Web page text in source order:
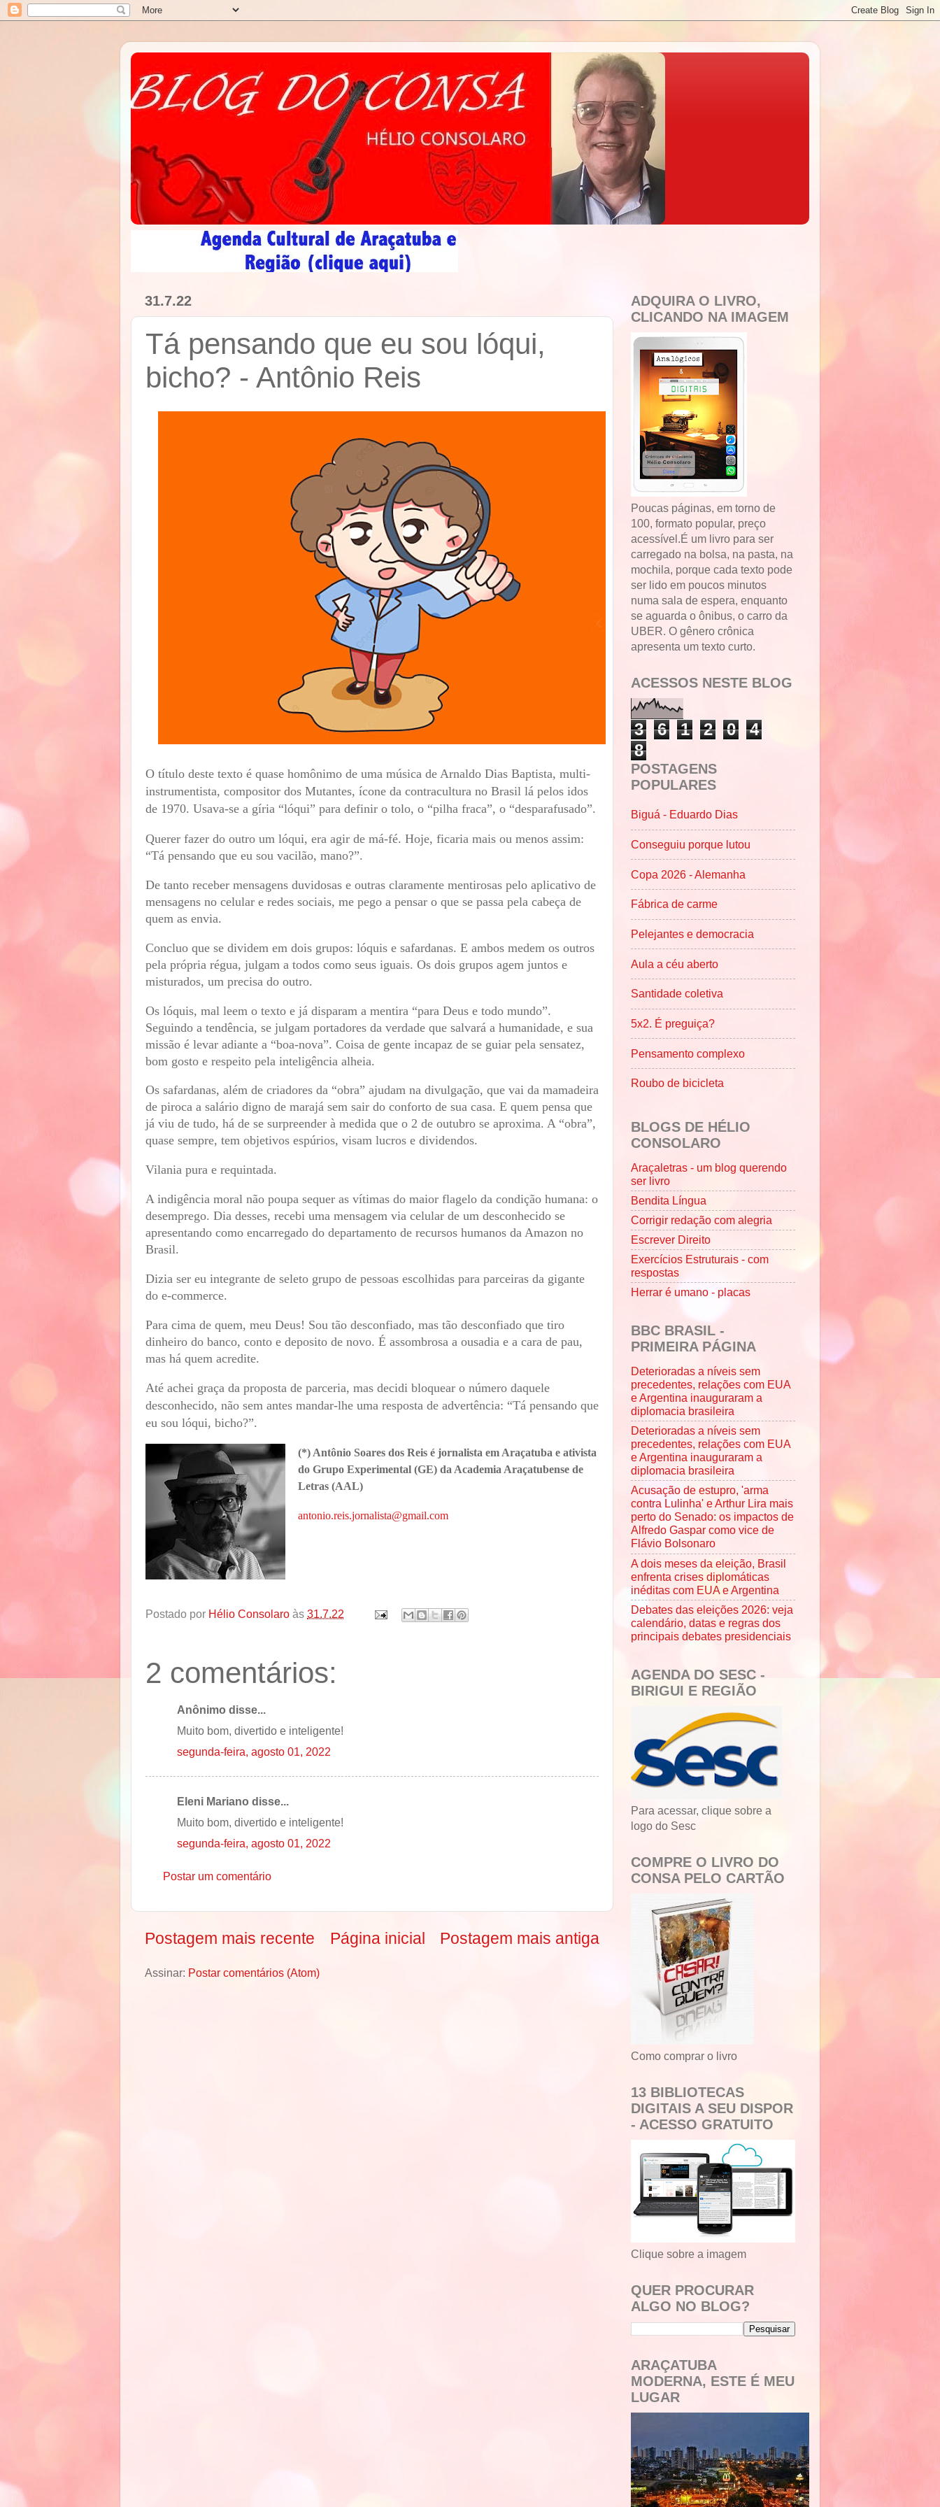
31.7.22
Tá pensando que eu sou lóqui,
bicho? - Antônio Reis
O título deste texto é quase homônimo de uma música de Arnaldo Dias Baptista, multi-
instrumentista, compositor dos Mutantes, ícone da contracultura no Brasil lá pelos idos
de 1970. Usava-se a gíria “lóqui” para definir o tolo, o “pilha fraca”, o “desparafusado”.
Querer fazer do outro um lóqui, era agir de má-fé. Hoje, ficaria mais ou menos assim:
“Tá pensando que eu sou vacilão, mano?”.
De tanto receber mensagens duvidosas e outras claramente mentirosas pelo aplicativo de
mensagens no celular e redes sociais, me pego a pensar o que se passa pela cabeça de
quem as envia.
Concluo que se dividem em dois grupos: lóquis e safardanas. E ambos medem os outros
pela própria régua, julgam a todos como seus iguais. Os dois grupos agem juntos e
misturados, um precisa do outro.
Os lóquis, mal leem o texto e já disparam a mentira “para Deus e todo mundo”.
Seguindo a tendência, se julgam portadores da verdade que salvará a humanidade, e sua
missão é levar adiante a “boa-nova”. Coisa de gente incapaz de se guiar pela sensatez,
bom gosto e respeito pela inteligência alheia.
Os safardanas, além de criadores da “obra” ajudam na divulgação, que vai da mamadeira
de piroca a salário digno de marajá sem sair do conforto de sua casa. E quem pensa que
já viu de tudo, há de se surpreender à medida que o 2 de outubro se aproxima. A “obra”,
quase sempre, tem objetivos espúrios, visam lucros e dividendos.
Vilania pura e requintada.
A indigência moral não poupa sequer as vítimas do maior flagelo da condição humana: o
desemprego. Dia desses, recebi uma mensagem via celular de um desconhecido se
apresentando como encarregado do departamento de recursos humanos da Amazon no
Brasil.
Dizia ser eu integrante de seleto grupo de pessoas escolhidas para parceiras da gigante
do e-commerce.
Para cima de quem, meu Deus! Sou tão desconfiado, mas tão desconfiado que tiro
dinheiro do banco, conto e deposito de novo. É assombrosa a ousadia e a cara de pau,
mas há quem acredite.
Até achei graça da proposta de parceria, mas decidi bloquear o número daquele
desconhecido, não sem antes mandar-lhe uma resposta de advertência: “Tá pensando que
eu sou lóqui, bicho?”.
(*) Antônio Soares dos Reis é jornalista em Araçatuba e ativista
do Grupo Experimental (GE) da Academia Araçatubense de
Letras (AAL)
antonio.reis.jornalista@gmail.com
Postado por Hélio Consolaro às 31.7.22
2 comentários:
Anônimo disse...
Muito bom, divertido e inteligente!
segunda-feira, agosto 01, 2022
Eleni Mariano disse...
Muito bom, divertido e inteligente!
segunda-feira, agosto 01, 2022
Postar um comentário
Postagem mais recente Postagem mais antiga
Página inicial
Assinar: Postar comentários (Atom)
ADQUIRA O LIVRO,
CLICANDO NA IMAGEM
Poucas páginas, em torno de
100, formato popular, preço
acessível.É um livro para ser
carregado na bolsa, na pasta, na
mochila, porque cada texto pode
ser lido em poucos minutos
numa sala de espera, enquanto
se aguarda o ônibus, o carro da
UBER. O gênero crônica
apresenta um texto curto.
ACESSOS NESTE BLOG
3 6 1 2 0
4
8
POSTAGENS
POPULARES
Biguá - Eduardo Dias
Conseguiu porque lutou
Copa 2026 - Alemanha
Fábrica de carme
Pelejantes e democracia
Aula a céu aberto
Santidade coletiva
5x2. É preguiça?
Pensamento complexo
Roubo de bicicleta
BLOGS DE HÉLIO
CONSOLARO
Araçaletras - um blog querendo
ser livro
Bendita Língua
Corrigir redação com alegria
Escrever Direito
Exercícios Estruturais - com
respostas
Herrar é umano - placas
BBC BRASIL -
PRIMEIRA PÁGINA
Deterioradas a níveis sem
precedentes, relações com EUA
e Argentina inauguraram a
diplomacia brasileira
Deterioradas a níveis sem
precedentes, relações com EUA
e Argentina inauguraram a
diplomacia brasileira
Acusação de estupro, 'arma
contra Lulinha' e Arthur Lira mais
perto do Senado: os impactos de
Alfredo Gaspar como vice de
Flávio Bolsonaro
A dois meses da eleição, Brasil
enfrenta crises diplomáticas
inéditas com EUA e Argentina
Debates das eleições 2026: veja
calendário, datas e regras dos
principais debates presidenciais
AGENDA DO SESC -
BIRIGUI E REGIÃO
Para acessar, clique sobre a
logo do Sesc
COMPRE O LIVRO DO
CONSA PELO CARTÃO
Como comprar o livro
13 BIBLIOTECAS
DIGITAIS A SEU DISPOR
- ACESSO GRATUITO
Clique sobre a imagem
QUER PROCURAR
ALGO NO BLOG?
ARAÇATUBA
MODERNA, ESTE É MEU
LUGAR